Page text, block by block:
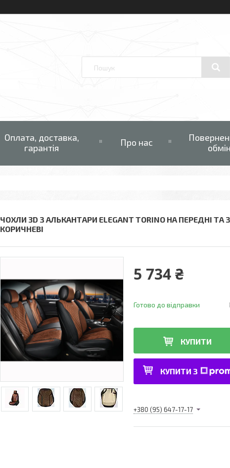
Оплата, доставка,
гарантія
Про нас
обмін
ЧОХЛИ 3D З АЛЬКАНТАРИ ELEGANT TORINO НА ПЕРЕДНІ
КОРИЧНЕВІ
5 734 ₴
Готово до відправки
КУПИТИ
КУПИТИ З
+380 (95) 647-17-17